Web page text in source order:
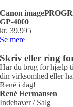
Canon
GP-4000
kr. 39.995
Se mere
Skriv eller ring
Har du brug for hjælp
din virksomhed eller
René i dag!
René Hermansen
Indehaver / Salg